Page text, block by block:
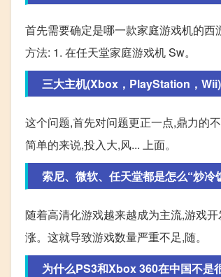
首先需要确定是哪一款家庭游戏机的
方法: 1. 在任天堂家庭游戏机 Sw。
三大主机(Xbox，PlayStation，
这个问题,首先对问题更正一点,鼎力的
简单的来说,投入大,风... 上面。
索尼、微软、任天堂都是怎么“炒冷
随着高清化游戏越来越成为主流,游戏
涨。这就导致游戏数量严重不足,随。
为什么PS3和Xbox 360在中国不是